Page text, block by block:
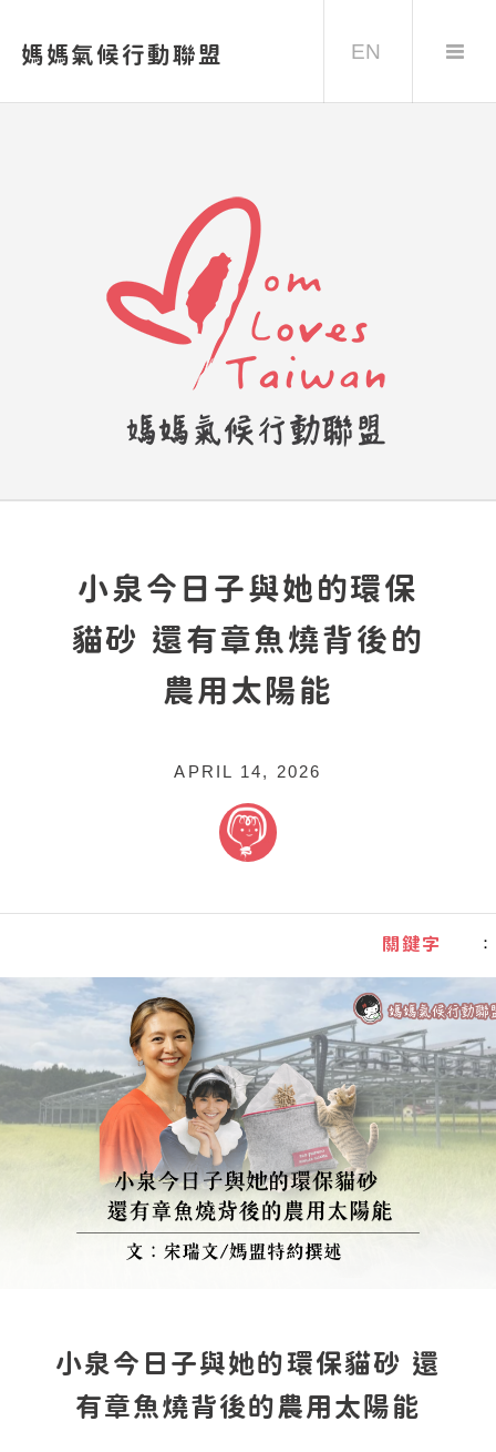
媽媽氣候行動聯盟 EN
小泉今日子與她的環保
貓砂 還有章魚燒背後的
農用太陽能
APRIL 14, 2026
關鍵字 ：
小泉今日子與她的環保貓砂 還
有章魚燒背後的農用太陽能